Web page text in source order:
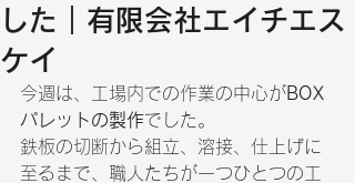
した｜有限会社エイチエス
ケイ
今週は、工場内での作業の中心がBOX
パレットの製作でした。
鉄板の切断から組立、溶接、仕上げに
至るまで、職人たちが一つひとつの工